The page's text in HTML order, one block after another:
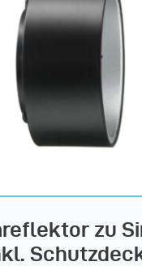
zu